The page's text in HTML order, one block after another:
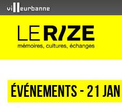
Événements - 21